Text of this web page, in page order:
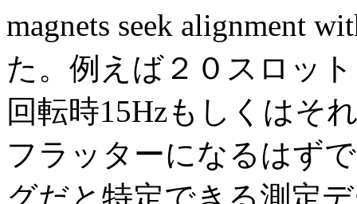
magnets seek alignment
た。例えば２０スロッ
回転時15Hzもしくはそ
フラッターになるはず